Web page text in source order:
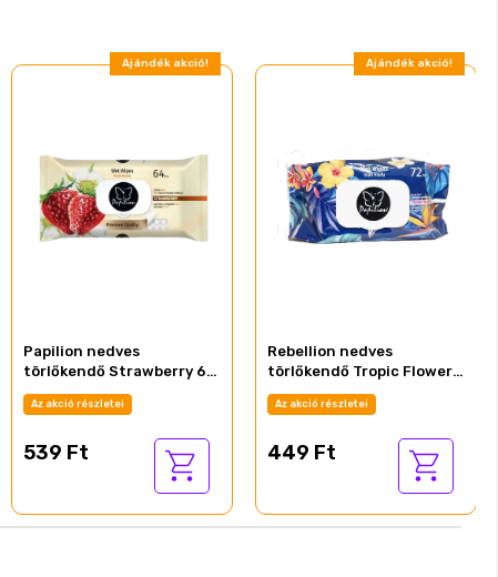
Ajándék akció!
Papilion nedves
törlőkendő Strawberry 64
db
Az akció részletei
539 Ft
Ajándék akció!
Rebellion nedves
törlőkendő Tropic Flowers
72db-os
Az akció részletei
449 Ft